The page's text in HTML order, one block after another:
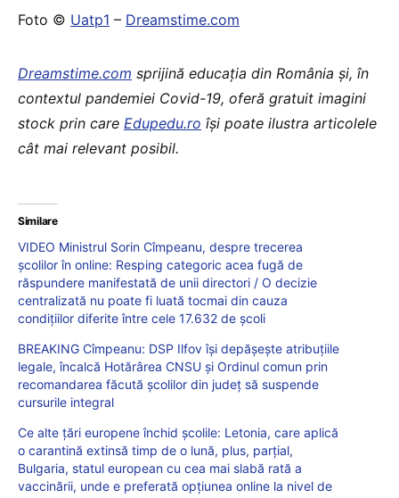
Foto © Uatp1 – Dreamstime.com
Dreamstime.com sprijină educaţia din România şi, în
contextul pandemiei Covid-19, oferă gratuit imagini
stock prin care Edupedu.ro îşi poate ilustra articolele
cât mai relevant posibil.
Similare
VIDEO Ministrul Sorin Cîmpeanu, despre trecerea
școlilor în online: Resping categoric acea fugă de
răspundere manifestată de unii directori / O decizie
centralizată nu poate fi luată tocmai din cauza
condițiilor diferite între cele 17.632 de școli
BREAKING Cîmpeanu: DSP Ilfov își depășește atribuțiile
legale, încalcă Hotărârea CNSU și Ordinul comun prin
recomandarea făcută școlilor din județ să suspende
cursurile integral
Ce alte țări europene închid școlile: Letonia, care aplică
o carantină extinsă timp de o lună, plus, parțial,
Bulgaria, statul european cu cea mai slabă rată a
vaccinării, unde e preferată opțiunea online la nivel de